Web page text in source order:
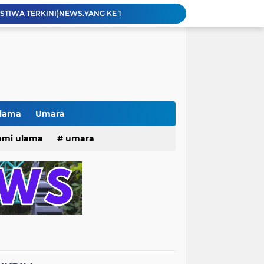
TERKINI)NEWS.YANG KE 1
dan Parade HUT Bhayangkara di Monas
Beri Santunan Korban Gempa***
Umara
dan Maknanya
ulama umara
2025